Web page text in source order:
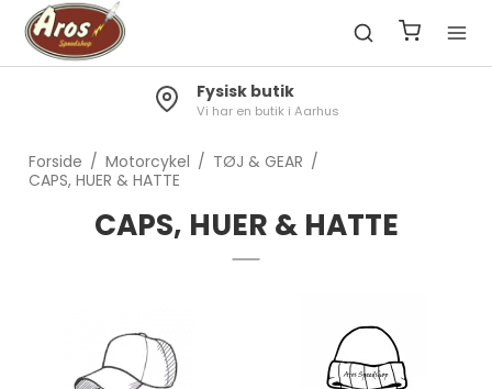
Fysisk butik
Vi har en butik i Aarhus
Forside / Motorcykel / TØJ & GEAR /
CAPS, HUER & HATTE
CAPS, HUER & HATTE